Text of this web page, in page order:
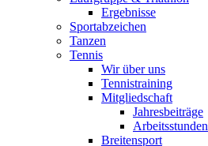
Ergebnisse
Sportabzeichen
Tanzen
Tennis
Wir über uns
Tennistraining
Mitgliedschaft
Jahresbeiträge
Arbeitsstunden
Breitensport